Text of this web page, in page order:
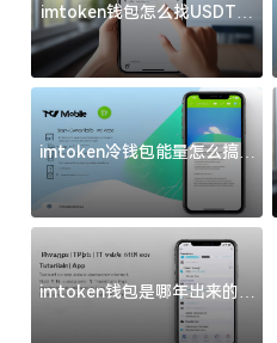
imtoken钱包怎么找USDT地
址？三步搞定不踩坑
imtoken冷钱包能量怎么搞？
过来人告诉你门道
imtoken钱包是哪年出来的？
一文给你说清楚